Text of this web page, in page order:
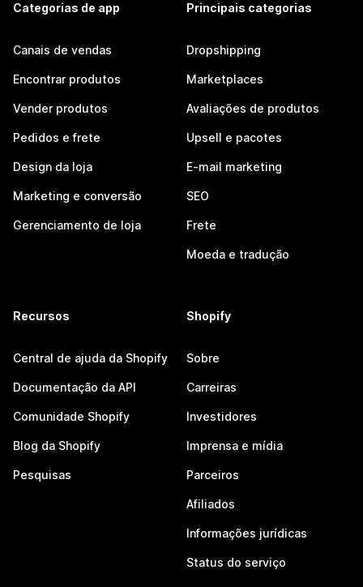
Categorias de app
Canais de vendas
Encontrar produtos
Vender produtos
Pedidos e frete
Design da loja
Marketing e conversão
Gerenciamento de loja
Principais categorias
Dropshipping
Marketplaces
Avaliações de produtos
Upsell e pacotes
E-mail marketing
SEO
Frete
Moeda e tradução
Recursos
Central de ajuda da Shopify
Documentação da API
Comunidade Shopify
Blog da Shopify
Pesquisas
Shopify
Sobre
Carreiras
Investidores
Imprensa e mídia
Parceiros
Afiliados
Informações jurídicas
Status do serviço